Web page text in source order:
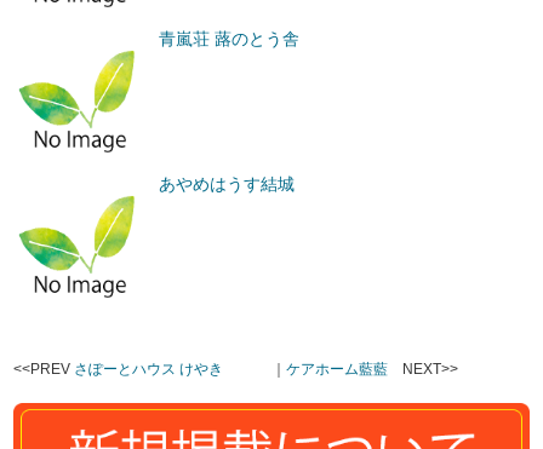
青嵐荘 蕗のとう舎
あやめはうす結城
<<PREV さぽーとハウス けやき ｜ケアホーム藍藍 NEXT>>